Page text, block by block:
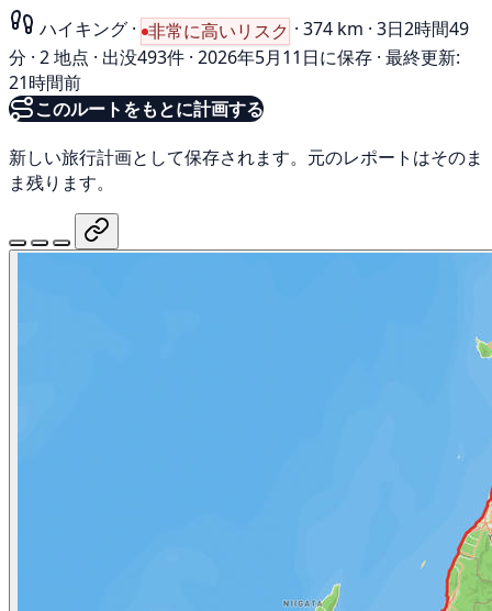
ハイキング · 非常に高いリスク · 374 km · 3日2時間49
分 · 2 地点 · 出没493件 · 2026年5月11日に保存 · 最終更新:
21時間前
このルートをもとに計画する
新しい旅行計画として保存されます。元のレポートはそのま
ま残ります。